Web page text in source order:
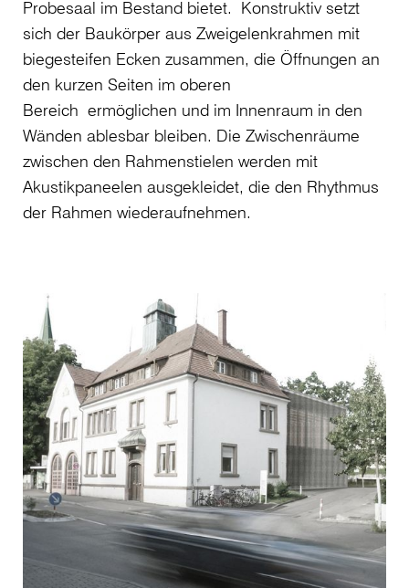
Probesaal im Bestand bietet. Konstruktiv setzt
sich der Baukörper aus Zweigelenkrahmen mit
biegesteifen Ecken zusammen, die Öffnungen an
den kurzen Seiten im oberen
Bereich ermöglichen und im Innenraum in den
Wänden ablesbar bleiben. Die Zwischenräume
zwischen den Rahmenstielen werden mit
Akustikpaneelen ausgekleidet, die den Rhythmus
der Rahmen wiederaufnehmen.